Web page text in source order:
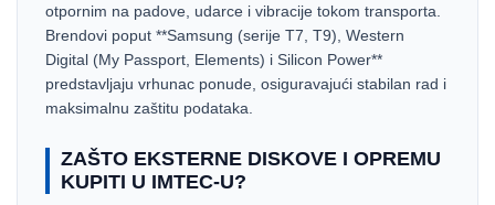
otpornim na padove, udarce i vibracije tokom transporta.
Brendovi poput **Samsung (serije T7, T9), Western
Digital (My Passport, Elements) i Silicon Power**
predstavljaju vrhunac ponude, osiguravajući stabilan rad i
maksimalnu zaštitu podataka.
ZAŠTO EKSTERNE DISKOVE I OPREMU
KUPITI U IMTEC-U?